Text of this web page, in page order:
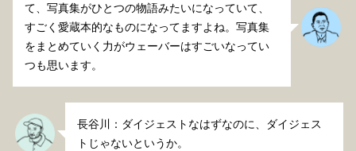
て、写真集がひとつの物語みたいになっていて、
すごく愛蔵本的なものになってますよね。写真集
をまとめていく力がウェーバーはすごいなってい
つも思います。
長谷川：ダイジェストなはずなのに、ダイジェス
トじゃないというか。